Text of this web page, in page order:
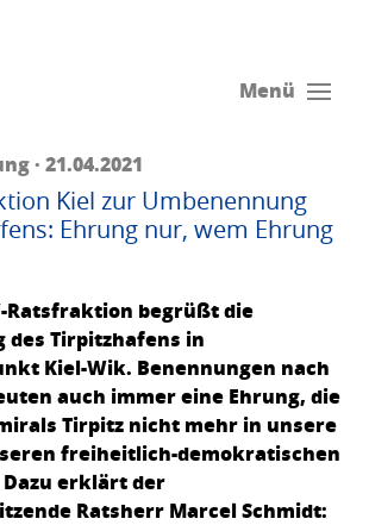
Menü
· 21.04.2021
Kiel zur Umbenennung
Ehrung nur, wem Ehrung
Ratsfraktion begrüßt die
des Tirpitzhafens in
Kiel-Wik. Benennungen nach
auch immer eine Ehrung, die
Tirpitz nicht mehr in unsere
freiheitlich-demokratischen
erklärt der
Ratsherr Marcel Schmidt: